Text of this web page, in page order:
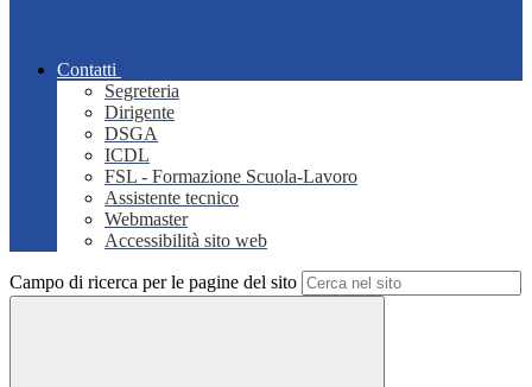
Contatti
Segreteria
Dirigente
DSGA
ICDL
FSL - Formazione Scuola-Lavoro
Assistente tecnico
Webmaster
Accessibilità sito web
Campo di ricerca per le pagine del sito